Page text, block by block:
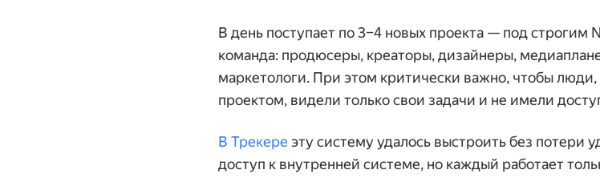
В день поступает по 3–4 новых проекта — под строгим
команда: продюсеры, креаторы, дизайнеры,
маркетологи. При этом критически важно, чтобы
проектом, видели только свои задачи и не имели
В Трекере эту систему удалось выстроить без потери
доступ к внутренней системе, но каждый работает